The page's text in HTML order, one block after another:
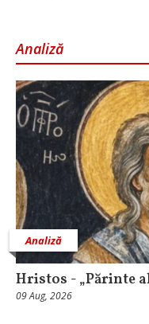
Analiză
Analiză
Hristos - „Părinte
09 Aug, 2026